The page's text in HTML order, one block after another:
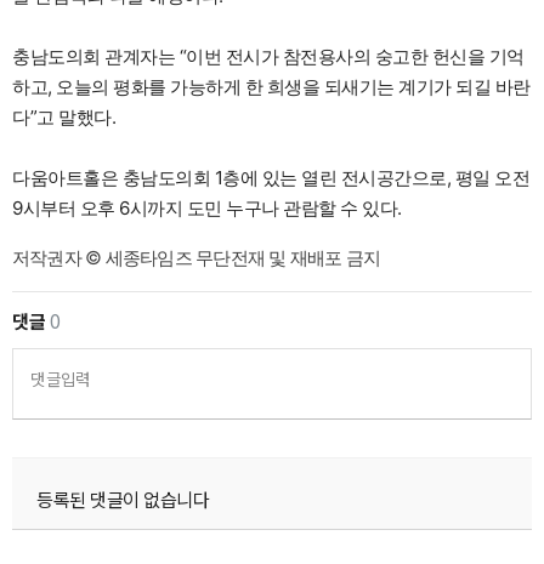
충남도의회 관계자는 “이번 전시가 참전용사의 숭고한 헌신을 기억
하고, 오늘의 평화를 가능하게 한 희생을 되새기는 계기가 되길 바란
다”고 말했다.
다움아트홀은 충남도의회 1층에 있는 열린 전시공간으로, 평일 오전
9시부터 오후 6시까지 도민 누구나 관람할 수 있다.
저작권자 © 세종타임즈 무단전재 및 재배포 금지
댓글0
댓글입력
등록된 댓글이 없습니다